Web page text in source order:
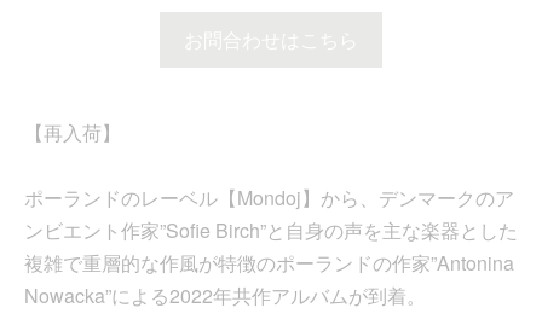
お問合わせはこちら
【再入荷】
ポーランドのレーベル【Mondoj】から、デンマークのア
ンビエント作家”Sofie Birch”と自身の声を主な楽器とした
複雑で重層的な作風が特徴のポーランドの作家”Antonina
Nowacka”による2022年共作アルバムが到着。